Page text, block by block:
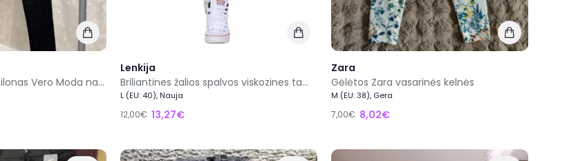
76% viskozė 21% nailonas Vero Moda nauji blizgios tamprios elegantiškos kelnės dydis M/32
Lenkija
Briliantines žalios spalvos viskozines tamprios kelnes
L (EU: 40), Nauja
12,00€ 13,27€
Zara
Gėlėtos Zara vasarinės kelnės
M (EU: 38), Gera
7,00€ 8,02€